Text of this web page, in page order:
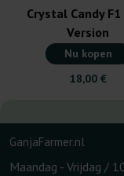
Crystal Candy
Version
Nu kopen
18,00 €
GanjaFarmer.nl
Maandag - Vrijdag /